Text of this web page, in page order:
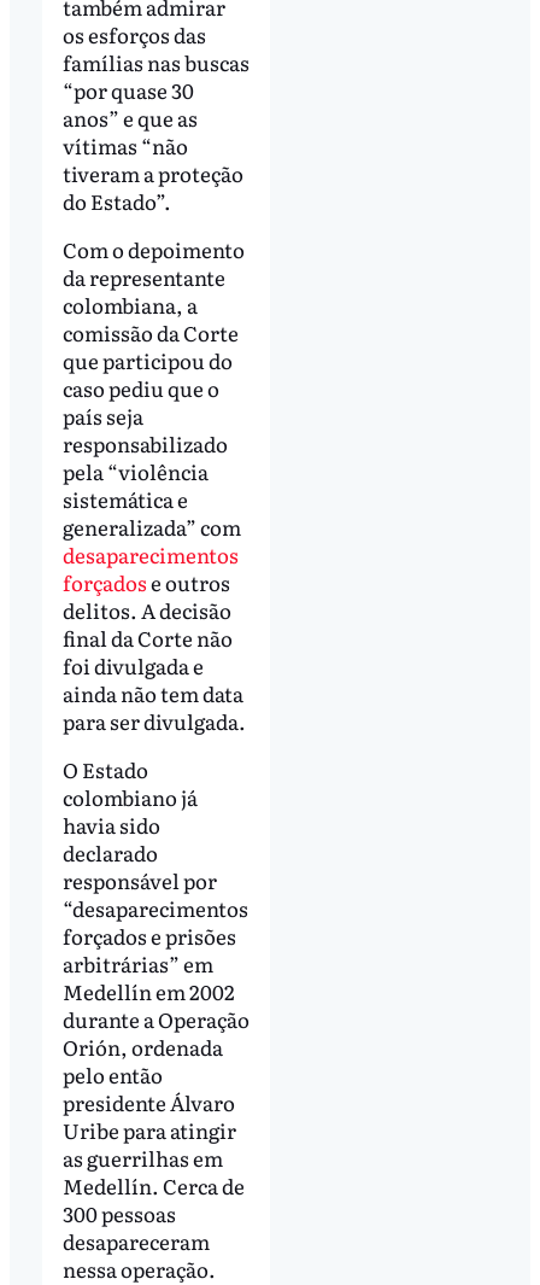
também admirar
os esforços das
famílias nas buscas
“por quase 30
anos” e que as
vítimas “não
tiveram a proteção
do Estado”.
Com o depoimento
da representante
colombiana, a
comissão da Corte
que participou do
caso pediu que o
país seja
responsabilizado
pela “violência
sistemática e
generalizada” com
desaparecimentos
forçadose outros
delitos. A decisão
final da Corte não
foi divulgada e
ainda não tem data
para ser divulgada.
O Estado
colombiano já
havia sido
declarado
responsável por
“desaparecimentos
forçados e prisões
arbitrárias” em
Medellín em 2002
durante a Operação
Orión, ordenada
pelo então
presidente Álvaro
Uribe para atingir
as guerrilhas em
Medellín. Cerca de
300 pessoas
desapareceram
nessa operação.